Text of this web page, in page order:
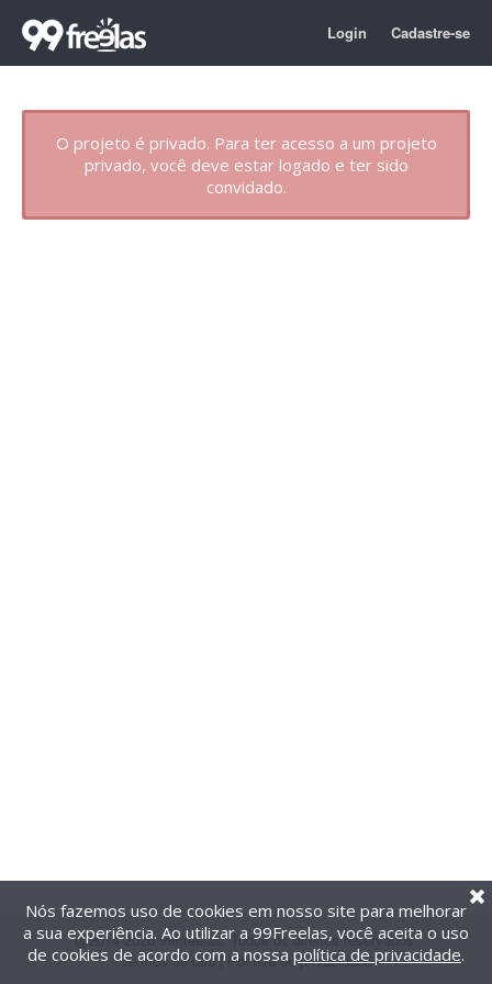
Login Cadastre-se
O projeto é privado. Para ter acesso a um projeto
privado, você deve estar logado e ter sido
convidado.
@2014-2026 99Freelas. Todos os direitos reservados.
Termos de uso| Política de privacidade
Nós fazemos uso de cookies em nosso site para melhorar
a sua experiência. Ao utilizar a 99Freelas, você aceita o uso
de cookies de acordo com a nossa política de privacidade.